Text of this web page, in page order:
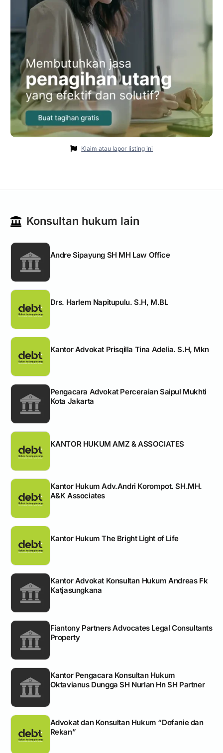
Klaim atau lapor listing ini
Konsultan hukum lain
Andre Sipayung SH MH Law Office
Drs. Harlem Napitupulu. S.H, M.BL
Kantor Advokat Prisqilla Tina Adelia. S.H, Mkn
Pengacara Advokat Perceraian Saipul Mukhti
Kota Jakarta
KANTOR HUKUM AMZ & ASSOCIATES
Kantor Hukum Adv.Andri Korompot. SH.MH.
A&K Associates
Kantor Hukum The Bright Light of Life
Kantor Advokat Konsultan Hukum Andreas Fk
Katjasungkana
Fiantony Partners Advocates Legal Consultants
Property
Kantor Pengacara Konsultan Hukum
Oktavianus Dungga SH Nurlan Hn SH Partner
Advokat dan Konsultan Hukum “Dofanie dan
Rekan”